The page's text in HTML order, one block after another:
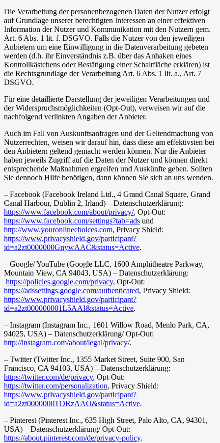
Die Verarbeitung der personenbezogenen Daten der Nutzer erfolgt
auf Grundlage unserer berechtigten Interessen an einer effektiven
Information der Nutzer und Kommunikation mit den Nutzern gem.
Art. 6 Abs. 1 lit. f. DSGVO. Falls die Nutzer von den jeweiligen
Anbietern um eine Einwilligung in die Datenverarbeitung gebeten
werden (d.h. ihr Einverständnis z.B. über das Anhaken eines
Kontrollkästchens oder Bestätigung einer Schaltfläche erklären) ist
die Rechtsgrundlage der Verarbeitung Art. 6 Abs. 1 lit. a., Art. 7
DSGVO.
Für eine detaillierte Darstellung der jeweiligen Verarbeitungen und
der Widerspruchsmöglichkeiten (Opt-Out), verweisen wir auf die
nachfolgend verlinkten Angaben der Anbieter.
Auch im Fall von Auskunftsanfragen und der Geltendmachung von
Nutzerrechten, weisen wir darauf hin, dass diese am effektivsten bei
den Anbietern geltend gemacht werden können. Nur die Anbieter
haben jeweils Zugriff auf die Daten der Nutzer und können direkt
entsprechende Maßnahmen ergreifen und Auskünfte geben. Sollten
Sie dennoch Hilfe benötigen, dann können Sie sich an uns wenden.
– Facebook (Facebook Ireland Ltd., 4 Grand Canal Square, Grand
Canal Harbour, Dublin 2, Irland) – Datenschutzerklärung:
https://www.facebook.com/about/privacy/, Opt-Out:
https://www.facebook.com/settings?tab=ads und
http://www.youronlinechoices.com, Privacy Shield:
https://www.privacyshield.gov/participant?
id=a2zt0000000GnywAAC&status=Active.
– Google/ YouTube (Google LLC, 1600 Amphitheatre Parkway,
Mountain View, CA 94043, USA) – Datenschutzerklärung:
https://policies.google.com/privacy, Opt-Out:
https://adssettings.google.com/authenticated, Privacy Shield:
https://www.privacyshield.gov/participant?
id=a2zt000000001L5AAI&status=Active.
– Instagram (Instagram Inc., 1601 Willow Road, Menlo Park, CA,
94025, USA) – Datenschutzerklärung/ Opt-Out:
http://instagram.com/about/legal/privacy/.
– Twitter (Twitter Inc., 1355 Market Street, Suite 900, San
Francisco, CA 94103, USA) – Datenschutzerklärung:
https://twitter.com/de/privacy, Opt-Out:
https://twitter.com/personalization, Privacy Shield:
https://www.privacyshield.gov/participant?
id=a2zt0000000TORzAAO&status=Active.
– Pinterest (Pinterest Inc., 635 High Street, Palo Alto, CA, 94301,
USA) – Datenschutzerklärung/ Opt-Out:
https://about.pinterest.com/de/privacy-policy.